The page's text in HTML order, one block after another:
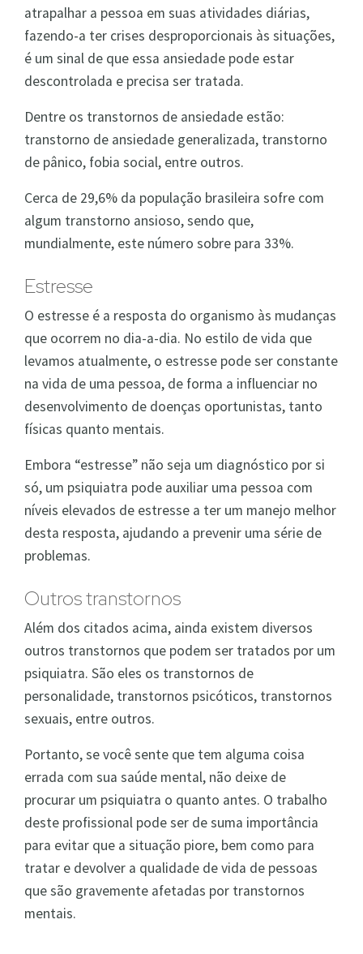
atrapalhar a pessoa em suas atividades diárias,
fazendo-a ter crises desproporcionais às situações,
é um sinal de que essa ansiedade pode estar
descontrolada e precisa ser tratada.
Dentre os transtornos de ansiedade estão:
transtorno de ansiedade generalizada, transtorno
de pânico, fobia social, entre outros.
Cerca de 29,6% da população brasileira sofre com
algum transtorno ansioso, sendo que,
mundialmente, este número sobre para 33%.
Estresse
O estresse é a resposta do organismo às mudanças
que ocorrem no dia-a-dia. No estilo de vida que
levamos atualmente, o estresse pode ser constante
na vida de uma pessoa, de forma a influenciar no
desenvolvimento de doenças oportunistas, tanto
físicas quanto mentais.
Embora “estresse” não seja um diagnóstico por si
só, um psiquiatra pode auxiliar uma pessoa com
níveis elevados de estresse a ter um manejo melhor
desta resposta, ajudando a prevenir uma série de
problemas.
Outros transtornos
Além dos citados acima, ainda existem diversos
outros transtornos que podem ser tratados por um
psiquiatra. São eles os transtornos de
personalidade, transtornos psicóticos, transtornos
sexuais, entre outros.
Portanto, se você sente que tem alguma coisa
errada com sua saúde mental, não deixe de
procurar um psiquiatra o quanto antes. O trabalho
deste profissional pode ser de suma importância
para evitar que a situação piore, bem como para
tratar e devolver a qualidade de vida de pessoas
que são gravemente afetadas por transtornos
mentais.